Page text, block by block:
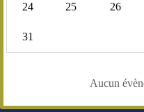
24 25 26
31
Aucun